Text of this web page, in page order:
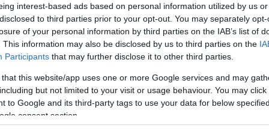
interest-based ads based on personal information utilized by us
to third parties prior to your opt-out. You may separately
of your personal information by third parties on the IAB’s list of
This information may also be disclosed by us to third parties on the
Participants that may further disclose it to other third parties.
that this website/app uses one or more Google services and may
but not limited to your visit or usage behaviour. You may
to Google and its third-party tags to use your data for below
consent section.
hogy hazaszállítja a kötetet. A kiadványt június 11-én
az az ősnyomtatvány-kolligátum, amit Velencében
a budai ferencesek őrizték az 1950-es évekig. Tertullianus
támogató írása ezt követően került az Országos
csakhogy ez valamiért nem történt meg. A